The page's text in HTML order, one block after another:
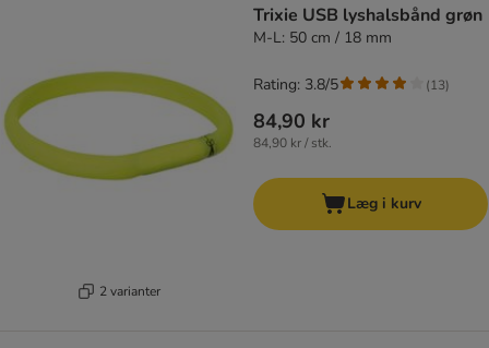
2 varianter
Trixie USB lyshalsbånd grøn
M-L: 50 cm / 18 mm
84,90 kr
84,90 kr / stk.
Rating: 3.8/5 (13)
Læg i kurv